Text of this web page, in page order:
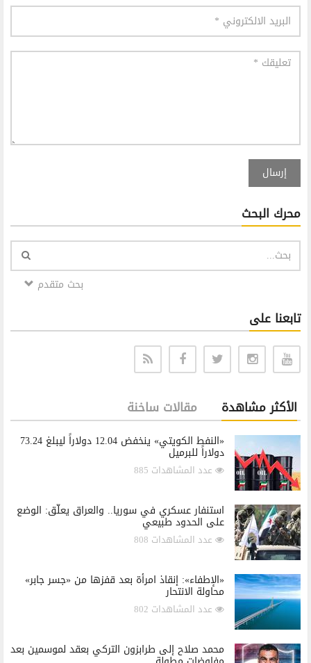
إرسال
محرك البحث
بحث متقدم
تابعنا على
الأكثر مشاهدة مقالات ساخنة
«النفط الكويتي» ينخفض 12.04 دولاراً ليبلغ 73.24
دولاراً للبرميل
عدد المشاهدات 885
استنفار عسكري في سوريا.. والعراق يعلّق: الوضع
على الحدود طبيعي
عدد المشاهدات 808
«الإطفاء»: إنقاذ امرأة بعد قفزها من «جسر جابر»
محاولة الانتحار
عدد المشاهدات 802
محمد صلاح إلى طرابزون التركي بعقد لموسمين بعد